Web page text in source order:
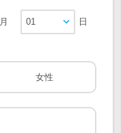
月 01 日
女性